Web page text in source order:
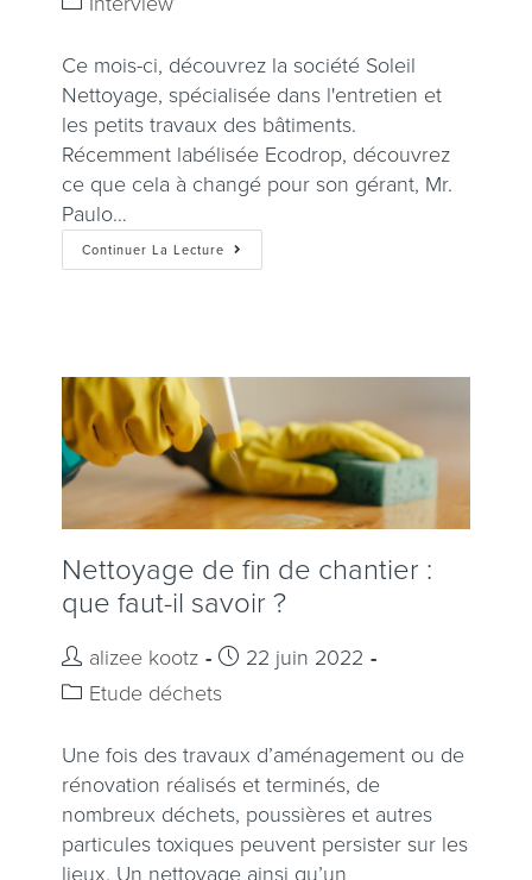
Ce mois-ci, découvrez la société Soleil
Nettoyage, spécialisée dans l'entretien et
les petits travaux des bâtiments.
Récemment labélisée Ecodrop, découvrez
ce que cela à changé pour son gérant, Mr.
Paulo…
Continuer La Lecture
Nettoyage de fin de chantier :
que faut-il savoir ?
alizee kootz
22 juin 2022
Etude déchets
Une fois des travaux d’aménagement ou de
rénovation réalisés et terminés, de
nombreux déchets, poussières et autres
particules toxiques peuvent persister sur les